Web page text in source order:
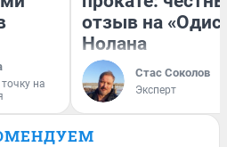
на
отзыв на
Нолана
Стас Соколов
Эксперт